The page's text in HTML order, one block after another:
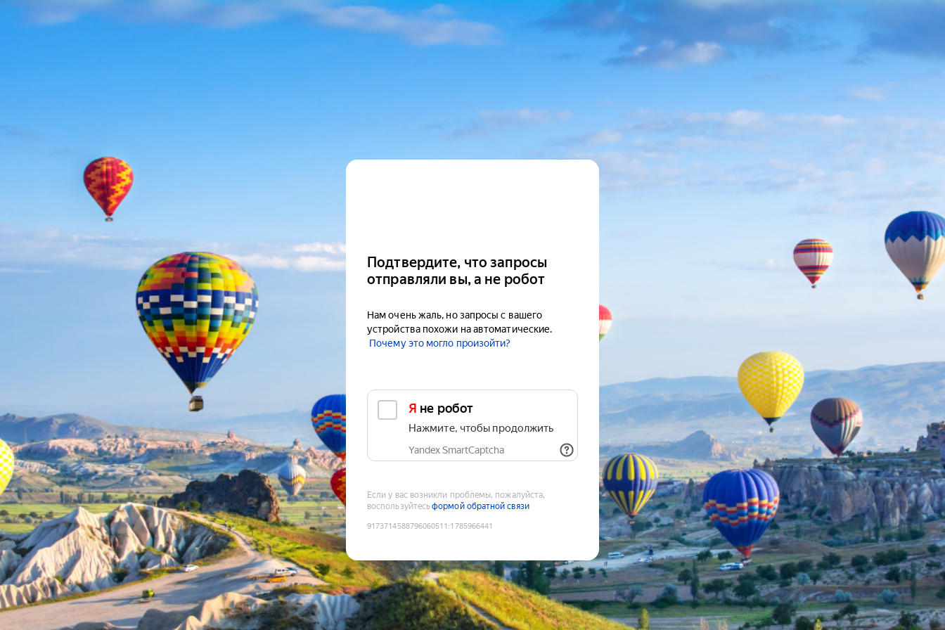
Подтвердите, что запросы
отправляли вы, а не робот
Нам очень жаль, но запросы с вашего
устройства похожи на автоматические.
Почему это могло произойти?
Я не робот
Нажмите, чтобы продолжить
Yandex SmartCaptcha
Если у вас возникли проблемы, пожалуйста,
воспользуйтесьформой обратной связи
9173714588796060511 :1785966441